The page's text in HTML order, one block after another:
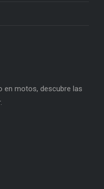
en motos, descubre las